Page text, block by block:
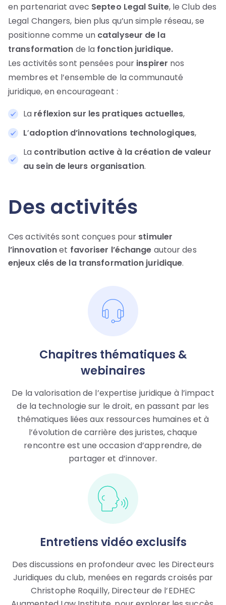
en partenariat avec Septeo Legal Suite, le Club des
Legal Changers, bien plus qu’un simple réseau, se
positionne comme un catalyseur de la
transformation de la fonction juridique.
Les activités sont pensées pour inspirer nos
membres et l’ensemble de la communauté
juridique, en encourageant :
La réflexion sur les pratiques actuelles,
L’adoption d’innovations technologiques,
La contribution active à la création de valeur
au sein de leurs organisation.
Des activités
Ces activités sont conçues pour stimuler
l’innovationet favoriser l’échange autour des
enjeux clés de la transformation juridique.
Chapitres thématiques &
webinaires
De la valorisation de l’expertise juridique à l’impact
de la technologie sur le droit, en passant par les
thématiques liées aux ressources humaines et à
l’évolution de carrière des juristes, chaque
rencontre est une occasion d’apprendre, de
partager et d’innover.
Entretiens vidéo exclusifs
Des discussions en profondeur avec les Directeurs
Juridiques du club, menées en regards croisés par
Christophe Roquilly, Directeur de l’EDHEC